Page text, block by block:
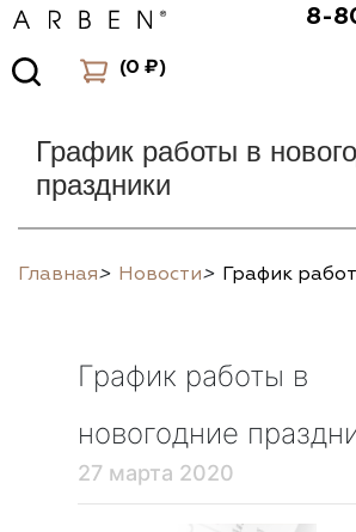
8-
(0 ₽)
График работы в
праздники
Главная> Новости> График
График работы в
новогодние
27 марта 2020